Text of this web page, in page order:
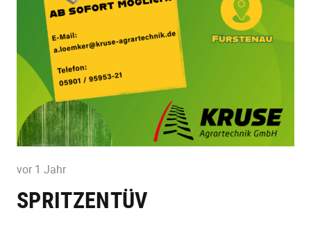
vor 1 Jahr
SPRITZENTÜV